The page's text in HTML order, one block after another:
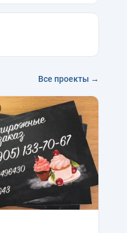
Все проекты →